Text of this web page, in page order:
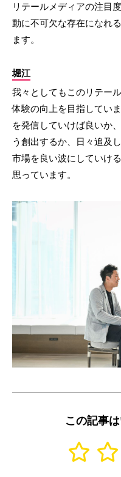
リテールメディアの注目
動に不可欠な存在になれ
ます。
堀江
我々としてもこのリテー
体験の向上を目指してい
を発信していけば良いか
う創出するか、日々追及
市場を良い波にしていけ
思っています。
この記事